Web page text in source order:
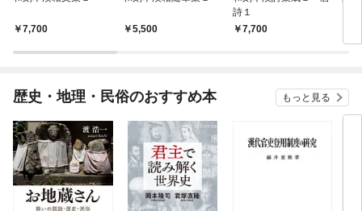
7,700 5,500
詩１
7,700
歴史・地理・民俗のおすすめ本 もっと見る